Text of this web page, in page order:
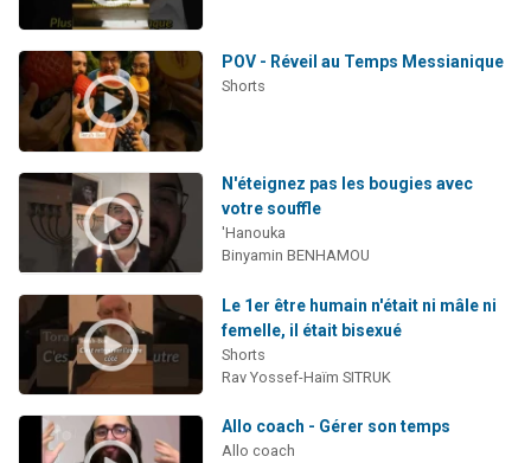
POV - Réveil au Temps Messianique
Shorts
N'éteignez pas les bougies avec
votre souffle
'Hanouka
Binyamin BENHAMOU
Le 1er être humain n'était ni mâle ni
femelle, il était bisexué
Shorts
Rav Yossef-Haïm SITRUK
Allo coach - Gérer son temps
Allo coach